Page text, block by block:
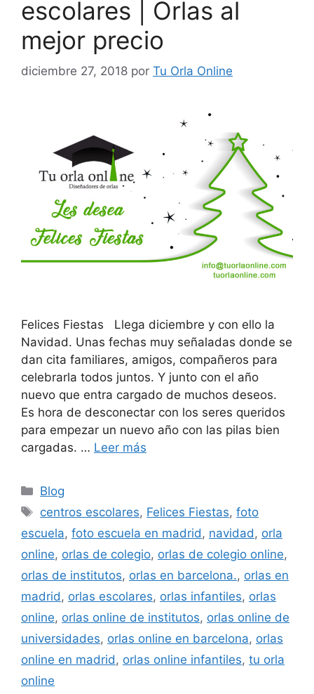
escolares | Orlas al
mejor precio
diciembre 27, 2018 por Tu Orla Online
Felices Fiestas Llega diciembre y con ello la
Navidad. Unas fechas muy señaladas donde se
dan cita familiares, amigos, compañeros para
celebrarla todos juntos. Y junto con el año
nuevo que entra cargado de muchos deseos.
Es hora de desconectar con los seres queridos
para empezar un nuevo año con las pilas bien
cargadas. … Leer más
Categorías
Blog
Etiquetas
centros escolares, Felices Fiestas,foto
escuela, foto escuela en madrid, navidad, orla
online, orlas de colegio, orlas de colegio online,
orlas de institutos, orlas en barcelona., orlas en
madrid, orlas escolares, orlas infantiles, orlas
online, orlas online de institutos, orlas online de
universidades, orlas online en barcelona, orlas
online en madrid, orlas online infantiles, tu orla
online